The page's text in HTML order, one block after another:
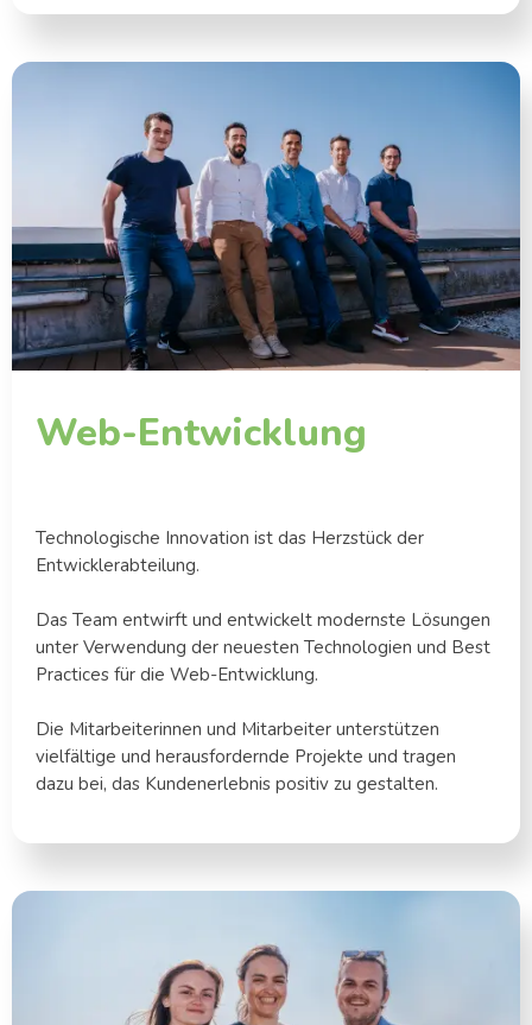
Web-Entwicklung
Technologische Innovation ist das Herzstück der
Entwicklerabteilung.
Das Team entwirft und entwickelt modernste Lösungen
unter Verwendung der neuesten Technologien und Best
Practices für die Web-Entwicklung.
Die Mitarbeiterinnen und Mitarbeiter unterstützen
vielfältige und herausfordernde Projekte und tragen
dazu bei, das Kundenerlebnis positiv zu gestalten.